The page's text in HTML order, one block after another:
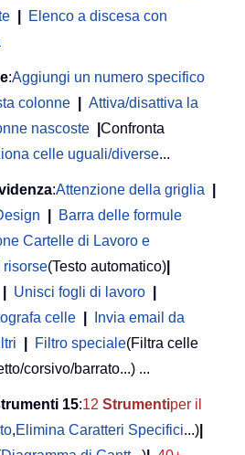
Elenco a discesa con
:Aggiungi un numero specifico
colonne
Attiva/disattiva la
nascoste
Confronta
celle uguali/diverse...
:Attenzione della griglia
Barra delle formule
Cartelle di Lavoro e
risorse(Testo automatico)
Unisci fogli di lavoro
celle
Invia email da
Filtro speciale(Filtra celle
corsivo/barrato...) ...
15:12 Strumentiper il
,Elimina Caratteri Specifici...)